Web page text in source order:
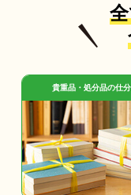
貴重品・処分品の仕